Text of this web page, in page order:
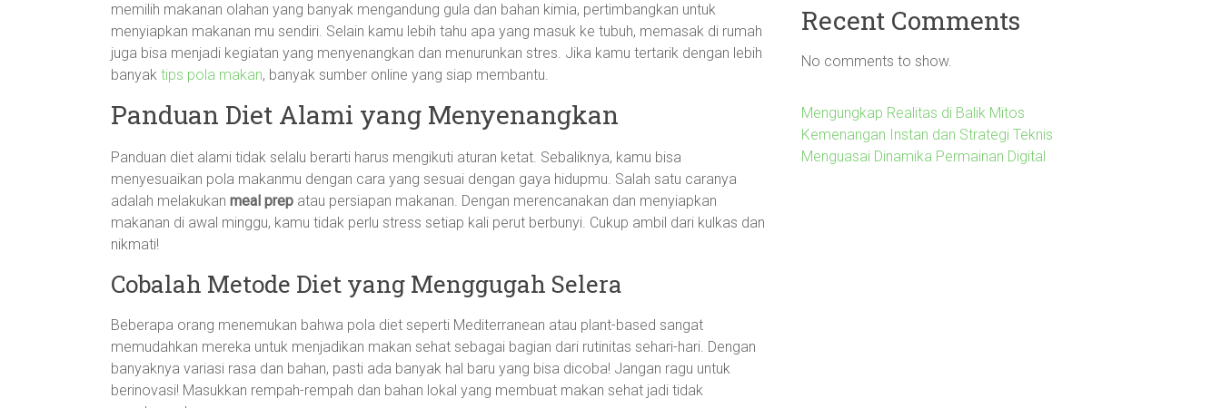
memilih makanan olahan yang banyak mengandung gula dan bahan kimia, pertimbangkan untuk
menyiapkan makanan mu sendiri. Selain kamu lebih tahu apa yang masuk ke tubuh, memasak di rumah
juga bisa menjadi kegiatan yang menyenangkan dan menurunkan stres. Jika kamu tertarik dengan lebih
banyak tips pola makan, banyak sumber online yang siap membantu.
Panduan Diet Alami yang Menyenangkan
Panduan diet alami tidak selalu berarti harus mengikuti aturan ketat. Sebaliknya, kamu bisa
menyesuaikan pola makanmu dengan cara yang sesuai dengan gaya hidupmu. Salah satu caranya
adalah melakukan meal prep atau persiapan makanan. Dengan merencanakan dan menyiapkan
makanan di awal minggu, kamu tidak perlu stress setiap kali perut berbunyi. Cukup ambil dari kulkas dan
nikmati!
Cobalah Metode Diet yang Menggugah Selera
Beberapa orang menemukan bahwa pola diet seperti Mediterranean atau plant-based sangat
memudahkan mereka untuk menjadikan makan sehat sebagai bagian dari rutinitas sehari-hari. Dengan
banyaknya variasi rasa dan bahan, pasti ada banyak hal baru yang bisa dicoba! Jangan ragu untuk
berinovasi! Masukkan rempah-rempah dan bahan lokal yang membuat makan sehat jadi tidak
Recent Comments
No comments to show.
Mengungkap Realitas di Balik Mitos
Kemenangan Instan dan Strategi Teknis
Menguasai Dinamika Permainan Digital